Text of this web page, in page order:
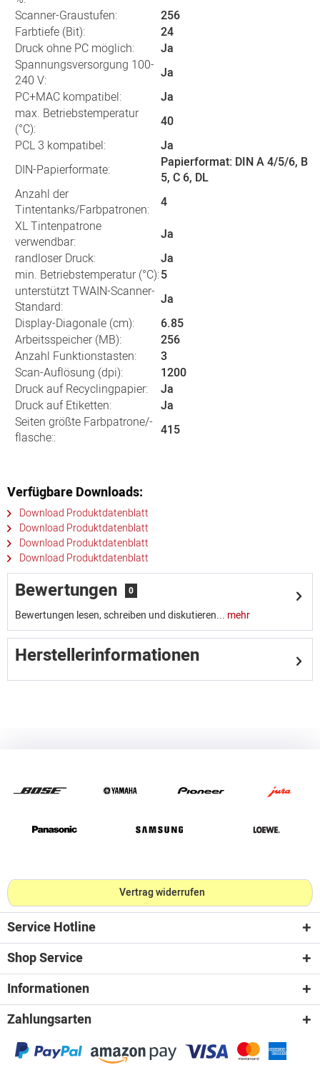
Scanner-Graustufen:
256
Farbtiefe (Bit):
24
Druck ohne PC möglich:
Ja
Spannungsversorgung 100-
240 V:
Ja
PC+MAC kompatibel:
Ja
max. Betriebstemperatur
(°C):
40
PCL 3 kompatibel:
Ja
DIN-Papierformate:
Papierformat: DIN A 4/5/6, B
5, C 6, DL
Anzahl der
Tintentanks/Farbpatronen:
4
XL Tintenpatrone
verwendbar:
Ja
randloser Druck:
Ja
min. Betriebstemperatur (°C):5
unterstützt TWAIN-Scanner-
Standard:
Ja
Display-Diagonale (cm):
6.85
Arbeitsspeicher (MB):
256
Anzahl Funktionstasten:
3
Scan-Auflösung (dpi):
1200
Druck auf Recyclingpapier:
Ja
Druck auf Etiketten:
Ja
Seiten größte Farbpatrone/-
flasche::
415
Verfügbare Downloads:
Download Produktdatenblatt
Download Produktdatenblatt
Download Produktdatenblatt
Download Produktdatenblatt
Bewertungen 0
Bewertungen lesen, schreiben und diskutieren... mehr
Herstellerinformationen
Vertrag widerrufen
Service Hotline
Shop Service
Informationen
Zahlungsarten